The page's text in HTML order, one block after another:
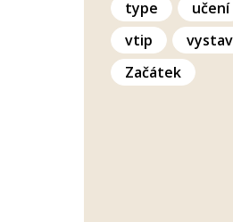
type
učení
vtip
Začátek